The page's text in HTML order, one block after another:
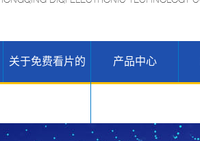
关于免费看片的
片的软件
产品中心
WIFI（锐捷-
H3C网络设